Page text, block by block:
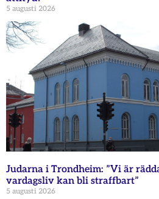
5 augusti 2026
Judarna i Trondheim: ”Vi är
vardagsliv kan bli straffbart”
5 augusti 2026